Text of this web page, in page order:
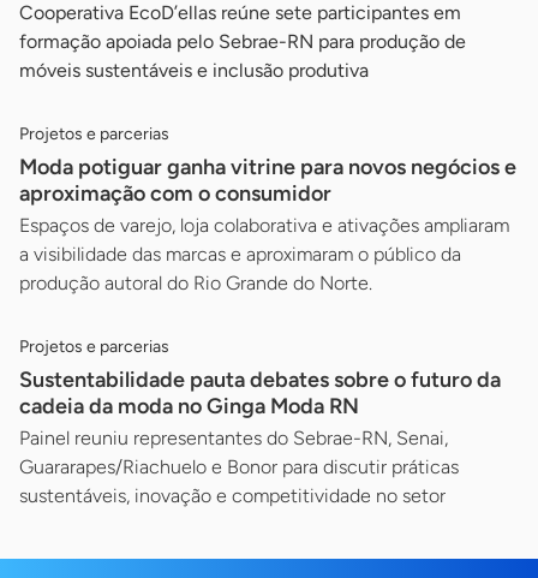
Cooperativa EcoD’ellas reúne sete participantes em
formação apoiada pelo Sebrae-RN para produção de
móveis sustentáveis e inclusão produtiva
Projetos e parcerias
Moda potiguar ganha vitrine para novos negócios e
aproximação com o consumidor
Espaços de varejo, loja colaborativa e ativações ampliaram
a visibilidade das marcas e aproximaram o público da
produção autoral do Rio Grande do Norte.
Projetos e parcerias
Sustentabilidade pauta debates sobre o futuro da
cadeia da moda no Ginga Moda RN
Painel reuniu representantes do Sebrae-RN, Senai,
Guararapes/Riachuelo e Bonor para discutir práticas
sustentáveis, inovação e competitividade no setor